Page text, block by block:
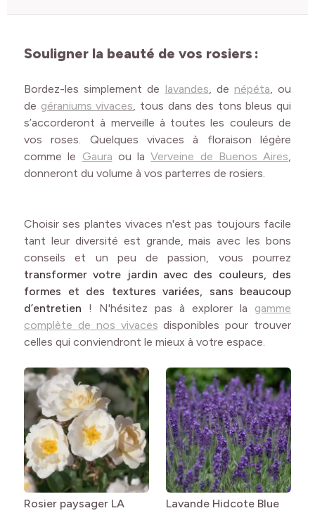
Souligner la beauté de vos rosiers :
Bordez-les simplement de lavandes, de népéta, ou
de géraniums vivaces, tous dans des tons bleus qui
s’accorderont à merveille à toutes les couleurs de
vos roses. Quelques vivaces à floraison légère
comme le Gaura ou laVerveine de Buenos Aires,
donneront du volume à vos parterres de rosiers.
Choisir ses plantes vivaces n'est pas toujours facile
tant leur diversité est grande, mais avec les bons
conseils et un peu de passion, vous pourrez
transformer votre jardin avec des couleurs, des
formes et des textures variées, sans beaucoup
d’entretien ! N'hésitez pas à explorer la gamme
complète de nos vivaces disponibles pour trouver
celles qui conviendront le mieux à votre espace.
Rosier paysager LA
Lavande Hidcote Blue